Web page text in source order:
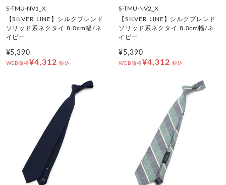
S-TMU-NV1_X
【SILVER LINE】シルクブレンド
ソリッド系ネクタイ 8.0cm幅/ネ
イビー
¥5,390
WEB価格¥4,312 税込
S-TMU-NV2_X
【SILVER LINE】シルクブレンド
ソリッド系ネクタイ 8.0cm幅/ネ
イビー
¥5,390
WEB価格¥4,312 税込